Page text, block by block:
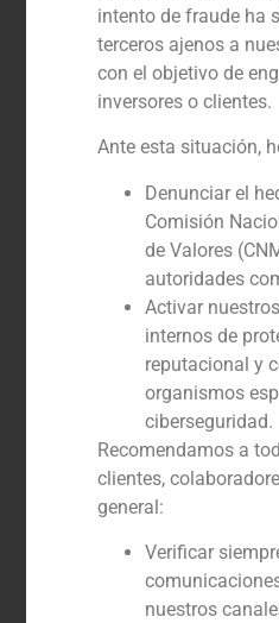
financiero de
adquisición de los
contratos
intento de fraude ha
terceros ajenos a
con el objetivo de
inversores o clientes.
Ante esta situación,
Denunciar el
Comisión
de Valores
autoridades
Activar
internos de
reputacional y
organismos
ciberseguridad.
Recomendamos a
clientes,
general:
Verificar
nuestros